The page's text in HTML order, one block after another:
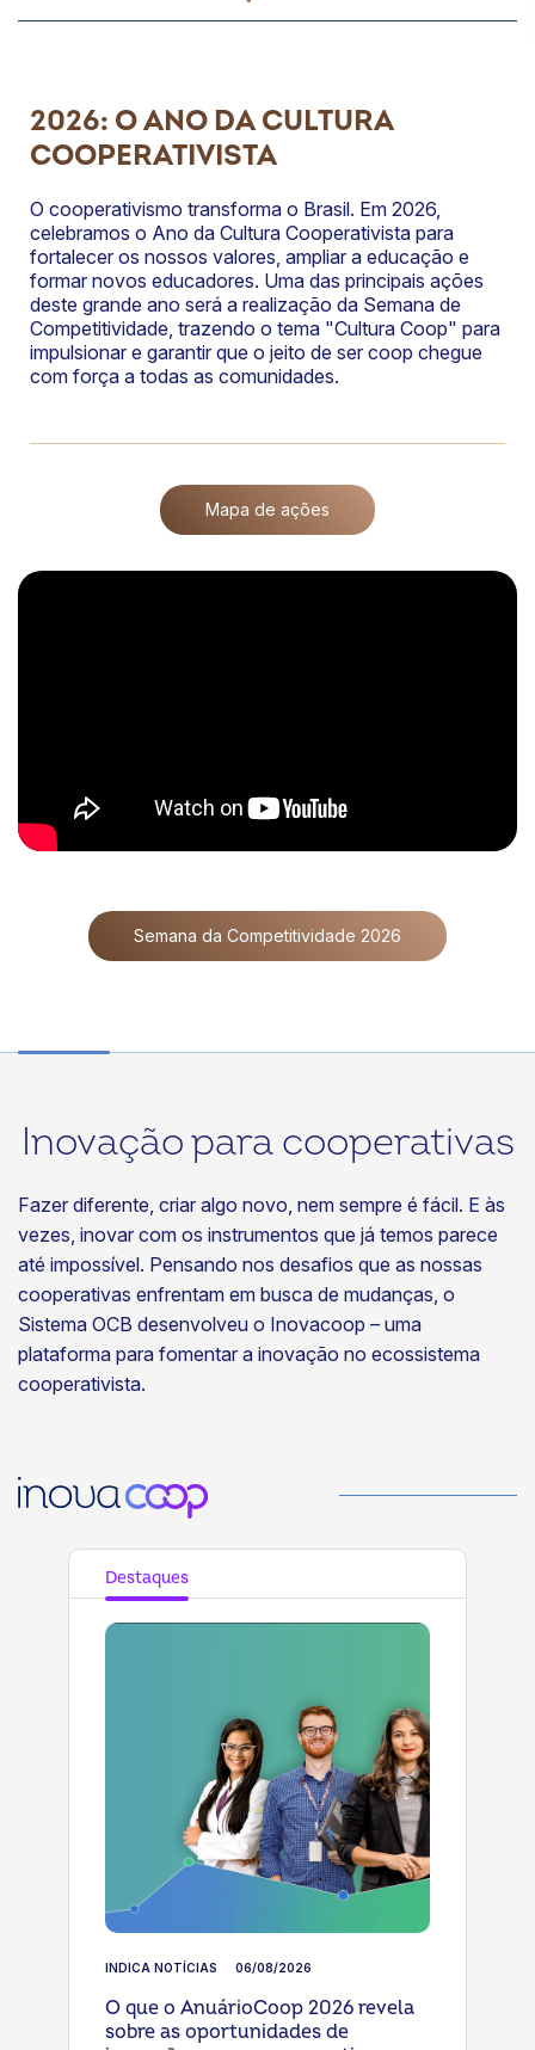
2026: O ANO DA CULTURA
COOPERATIVISTA
O cooperativismo transforma o Brasil. Em 2026,
celebramos o Ano da Cultura Cooperativista para
fortalecer os nossos valores, ampliar a educação e
formar novos educadores. Uma das principais ações
deste grande ano será a realização da Semana de
Competitividade, trazendo o tema "Cultura Coop" para
impulsionar e garantir que o jeito de ser coop chegue
com força a todas as comunidades.
Mapa de ações
Semana da Competitividade 2026
Inovação para cooperativas
Fazer diferente, criar algo novo, nem sempre é fácil. E às
vezes, inovar com os instrumentos que já temos parece
até impossível. Pensando nos desafios que as nossas
cooperativas enfrentam em busca de mudanças, o
Sistema OCB desenvolveu o Inovacoop – uma
plataforma para fomentar a inovação no ecossistema
cooperativista.
Destaques
INDICA NOTÍCIAS 06/08/2026
O que o AnuárioCoop 2026 revela
sobre as oportunidades de